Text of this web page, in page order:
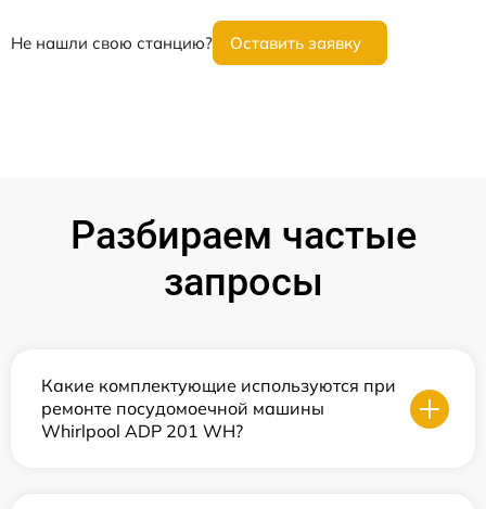
Не нашли свою станцию? Оставить заявку
Разбираем частые
запросы
Какие комплектующие используются при
ремонте посудомоечной машины
Whirlpool ADP 201 WH?